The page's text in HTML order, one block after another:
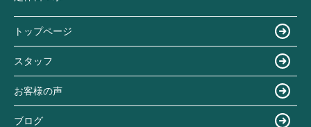
トップページ
スタッフ
お客様の声
ブログ